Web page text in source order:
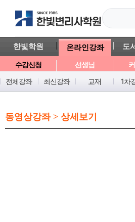
한빛학원 온라인강좌 도
수강신청 선생님
전체강좌
최신강좌 교재 1차
동영상강좌 > 상세보기